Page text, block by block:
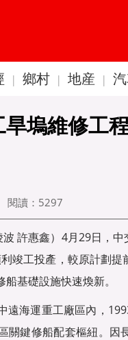
| 鄉村 | 地産 |
塢維修工
閱讀： 5297
許惠鑫）4月29日，
竣工投產，較原計劃
基礎設施快速煥新。
遠海運重工廠區內，
關鍵修船配套樞紐。因